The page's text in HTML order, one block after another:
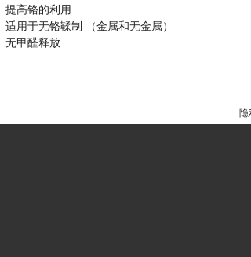
提高铬的利用
适用于无铬鞣制 （金属和无金属）
无甲醛释放
隐